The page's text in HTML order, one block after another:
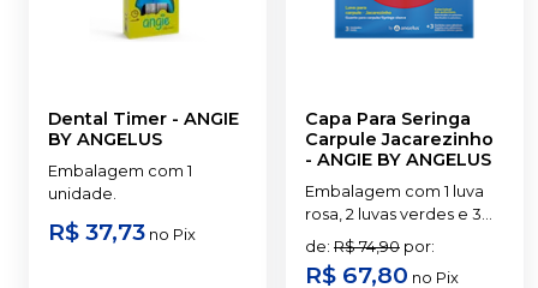
Dental Timer - ANGIE
BY ANGELUS
Embalagem com 1
unidade.
R$ 37,73 no Pix
Capa Para Seringa
Carpule Jacarezinho
- ANGIE BY ANGELUS
Embalagem com 1 luva
rosa, 2 luvas verdes e 3
cartelas de adesivos
de: R$ 74,90 por:
R$ 67,80 no Pix